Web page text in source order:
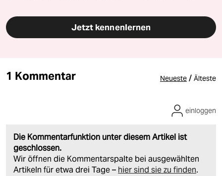
Jetzt kennenlernen
1 Kommentar Neueste / Älteste
Die Kommentarfunktion unter diesem Artikel ist
geschlossen.
Wir öffnen die Kommentarspalte bei ausgewählten
Artikeln für etwa drei Tage – hier sind sie zu finden.
einloggen